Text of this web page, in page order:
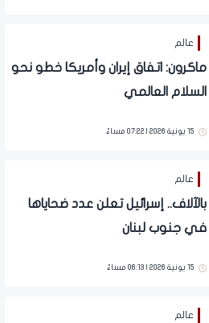
عالم
ماكرون: اتفاق إيران وأمريكا خطو نحو
السلام العالمي
15 يونية 2026 | 07:22 مساءً
عالم
بالآلاف.. إسرائيل تعلن عدد ضحاياها
في جنوب لبنان
15 يونية 2026 | 06:13 مساءً
عالم